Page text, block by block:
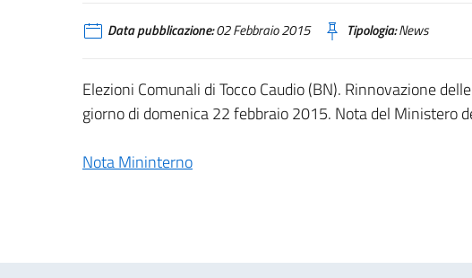
Data pubblicazione:02 Febbraio 2015 Tipologia:News
Elezioni Comunali di Tocco Caudio (BN). Rinnovazione
giorno di domenica 22 febbraio 2015. Nota del Ministero
Nota Mininterno